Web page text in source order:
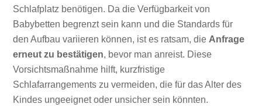
Schlafplatz benötigen. Da die Verfügbarkeit von
Babybetten begrenzt sein kann und die Standards für
den Aufbau variieren können, ist es ratsam, die Anfrage
erneut zu bestätigen, bevor man anreist. Diese
Vorsichtsmaßnahme hilft, kurzfristige
Schlafarrangements zu vermeiden, die für das Alter des
Kindes ungeeignet oder unsicher sein könnten.